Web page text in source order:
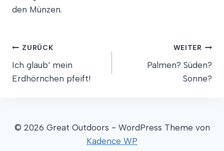
den Münzen.
Beitragsnavigation
ZURÜCK
Ich glaub‘ mein
Erdhörnchen pfeift!
WEITER
Palmen? Süden?
Sonne?
© 2026 Great Outdoors - WordPress Theme von
Kadence WP